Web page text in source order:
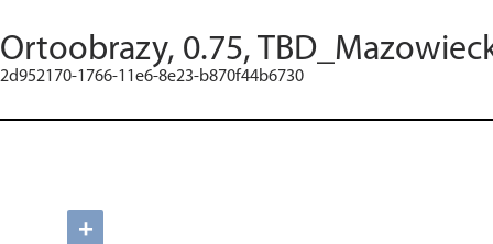
Ortoobrazy, 0.75,
2d952170-1766-11e6-8e23-b870f44b6730
+